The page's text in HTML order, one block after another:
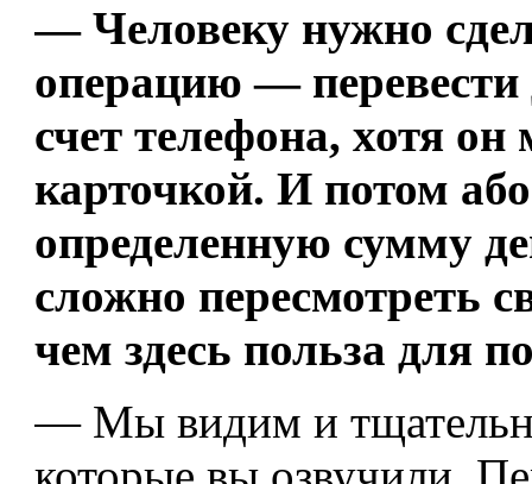
— Человеку нужно
операцию — перевести
счет телефона, хотя
карточкой. И потом
определенную сумму
сложно пересмотреть
чем здесь польза для
— Мы видим и